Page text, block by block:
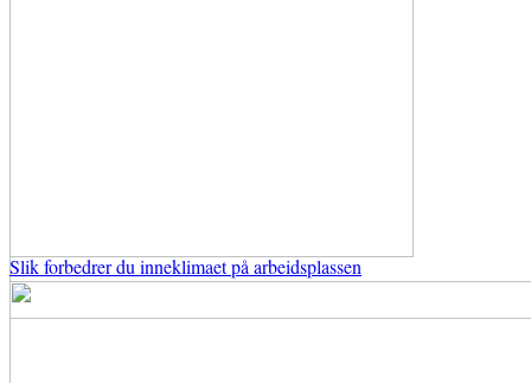
Slik forbedrer du inneklimaet på arbeidsplassen